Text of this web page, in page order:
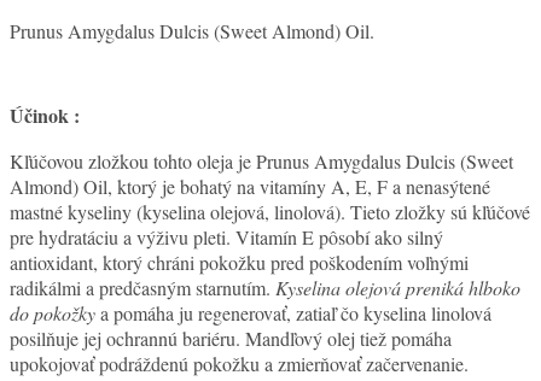
Prunus Amygdalus Dulcis (Sweet Almond) Oil.
Účinok :
Kľúčovou zložkou tohto oleja je Prunus Amygdalus Dulcis (Sweet
Almond) Oil, ktorý je bohatý na vitamíny A, E, F a nenasýtené
mastné kyseliny (kyselina olejová, linolová). Tieto zložky sú kľúčové
pre hydratáciu a výživu pleti. Vitamín E pôsobí ako silný
antioxidant, ktorý chráni pokožku pred poškodením voľnými
radikálmi a predčasným starnutím. Kyselina olejová preniká hlboko
do pokožkya pomáha ju regenerovať, zatiaľ čo kyselina linolová
posilňuje jej ochrannú bariéru. Mandľový olej tiež pomáha
upokojovať podráždenú pokožku a zmierňovať začervenanie.